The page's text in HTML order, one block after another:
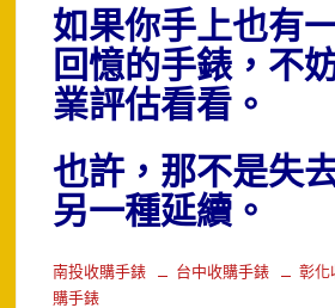
如果你手上也有
回憶的手錶， 不
業評估看看。
也許，那不是失
另一種延續。
南投收購手錶 台中收購手錶 彰化
購手錶